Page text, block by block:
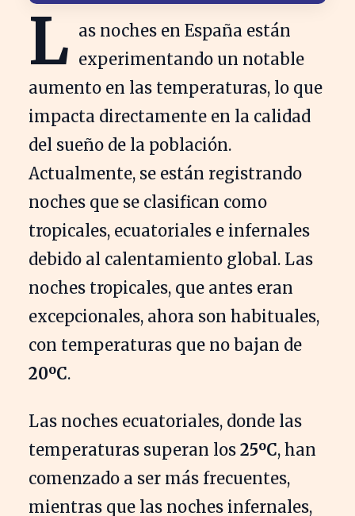
L as noches en España están
experimentando un notable
aumento en las temperaturas, lo que
impacta directamente en la calidad
del sueño de la población.
Actualmente, se están registrando
noches que se clasifican como
tropicales, ecuatoriales e infernales
debido al calentamiento global. Las
noches tropicales, que antes eran
excepcionales, ahora son habituales,
con temperaturas que no bajan de
20ºC.
Las noches ecuatoriales, donde las
temperaturas superan los 25ºC, han
comenzado a ser más frecuentes,
mientras que las noches infernales,